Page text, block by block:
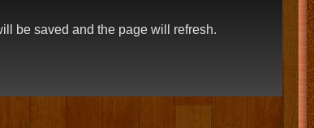
be saved and the page will refresh.